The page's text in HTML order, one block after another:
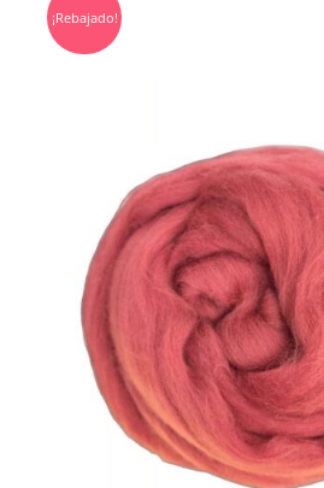
¡Rebajado!